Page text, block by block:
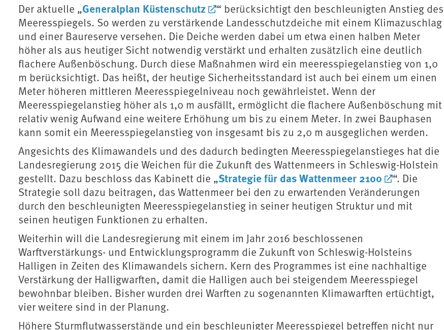
Der aktuelle „Generalplan Küstenschutz
“ berücksichtigt den beschleunigten Anstieg des
Meeresspiegels. So werden zu verstärkende Landesschutzdeiche mit einem Klimazuschlag
und einer Baureserve versehen. Die Deiche werden dabei um etwa einen halben Meter
höher als aus heutiger Sicht notwendig verstärkt und erhalten zusätzlich eine deutlich
flachere Außenböschung. Durch diese Maßnahmen wird ein meeresspiegelanstieg von 1,0
m berücksichtigt. Das heißt, der heutige Sicherheitsstandard ist auch bei einem um einen
Meter höheren mittleren Meeresspiegelniveau noch gewährleistet. Wenn der
Meeresspiegelanstieg höher als 1,0 m ausfällt, ermöglicht die flachere Außenböschung mit
relativ wenig Aufwand eine weitere Erhöhung um bis zu einem Meter. In zwei Bauphasen
kann somit ein Meeresspiegelanstieg von insgesamt bis zu 2,0 m ausgeglichen werden.
Angesichts des Klimawandels und des dadurch bedingten Meeresspiegelanstieges hat die
Landesregierung 2015 die Weichen für die Zukunft des Wattenmeers in Schleswig-Holstein
gestellt. Dazu beschloss das Kabinett die „Strategie für das Wattenmeer 2100
“. Die
Strategie soll dazu beitragen, das Wattenmeer bei den zu erwartenden Veränderungen
durch den beschleunigten Meeresspiegelanstieg in seiner heutigen Struktur und mit
seinen heutigen Funktionen zu erhalten.
Weiterhin will die Landesregierung mit einem im Jahr 2016 beschlossenen
Warftverstärkungs- und Entwicklungsprogramm die Zukunft von Schleswig-Holsteins
Halligen in Zeiten des Klimawandels sichern. Kern des Programmes ist eine nachhaltige
Verstärkung der Halligwarften, damit die Halligen auch bei steigendem Meeresspiegel
bewohnbar bleiben. Bisher wurden drei Warften zu sogenannten Klimawarften ertüchtigt,
vier weitere sind in der Planung.
Höhere Sturmflutwasserstände und ein beschleunigter Meeresspiegel betreffen nicht nur